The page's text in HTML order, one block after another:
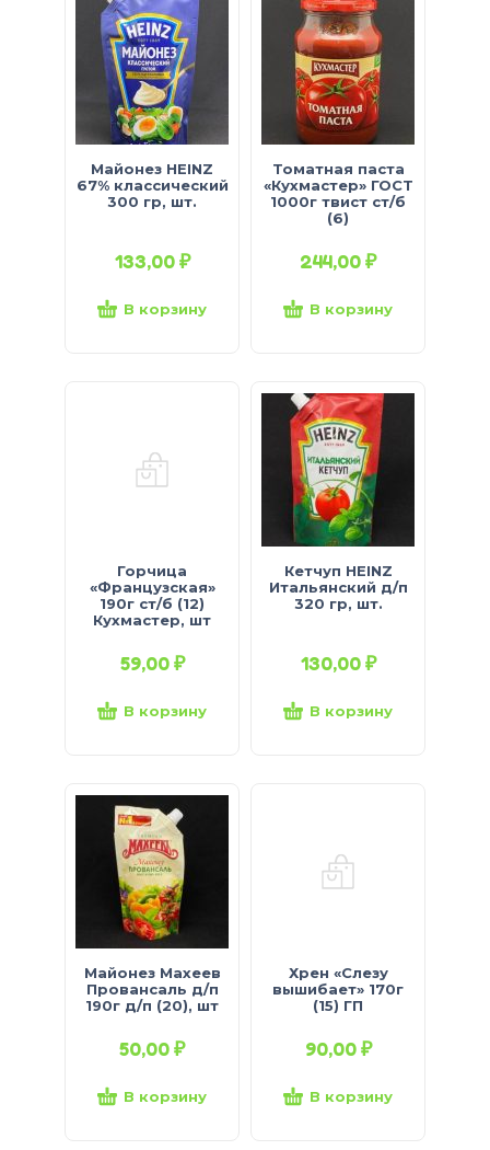
Майонез HEINZ
67% классический
300 гр, шт.
133,00₽
В корзину
Томатная паста
«Кухмастер» ГОСТ
1000г твист ст/б
(6)
244,00₽
В корзину
Горчица
«Французская»
190г ст/б (12)
Кухмастер, шт
59,00₽
В корзину
Кетчуп HEINZ
Итальянский д/п
320 гр, шт.
130,00₽
В корзину
Майонез Махеев
Провансаль д/п
190г д/п (20), шт
50,00₽
В корзину
Хрен «Слезу
вышибает» 170г
(15) ГП
90,00₽
В корзину